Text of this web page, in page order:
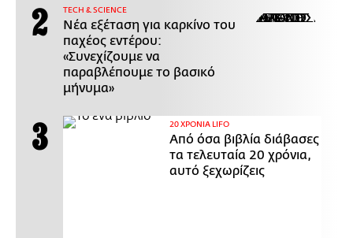
ΤECH & SCIENCE
Νέα εξέταση για καρκίνο του
παχέος εντέρου:
«Συνεχίζουμε να
παραβλέπουμε το βασικό
μήνυμα»
20 ΧΡΟΝΙΑ LIFO
Από όσα βιβλία διάβασες
τα τελευταία 20 χρόνια,
αυτό ξεχωρίζεις